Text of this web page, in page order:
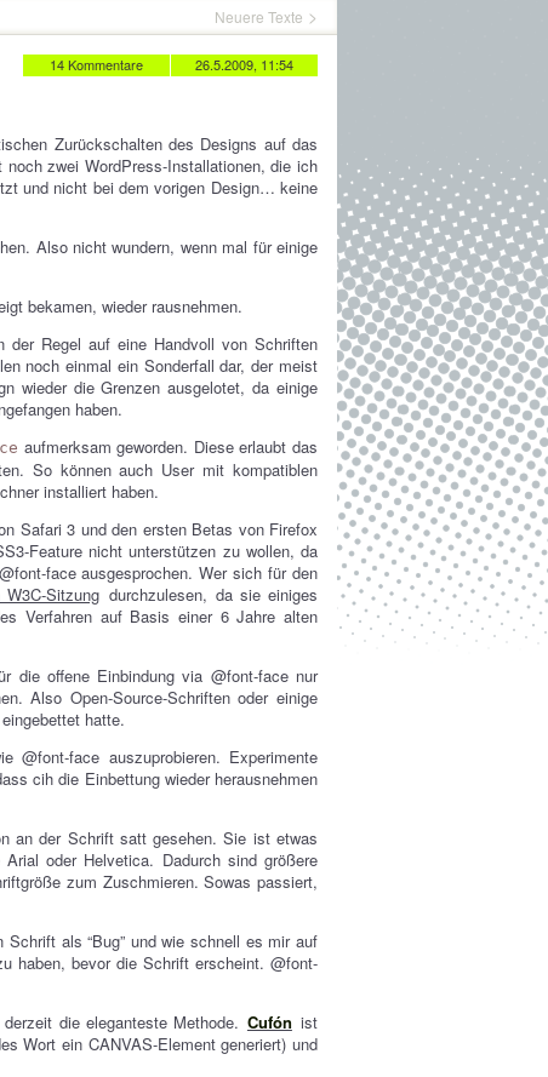
Neuere Texte
26.5.2009, 11:54
14 Kommentare
Zurückschalten des Designs auf das
zwei WordPress-Installationen, die ich
und nicht bei dem vorigen Design… keine
Also nicht wundern, wenn mal für einige
bekamen, wieder rausnehmen.
Regel auf eine Handvoll von Schriften
noch einmal ein Sonderfall dar, der meist
wieder die Grenzen ausgelotet, da einige
haben.
aufmerksam geworden. Diese erlaubt das
So können auch User mit kompatiblen
installiert haben.
Safari 3 und den ersten Betas von Firefox
Feature nicht unterstützen zu wollen, da
face ausgesprochen. Wer sich für den
Sitzung durchzulesen, da sie einiges
Verfahren auf Basis einer 6 Jahre alten
die offene Einbindung via @font-face nur
Also Open-Source-Schriften oder einige
hatte.
face auszuprobieren. Experimente
cih die Einbettung wieder herausnehmen
an der Schrift satt gesehen. Sie ist etwas
oder Helvetica. Dadurch sind größere
zum Zuschmieren. Sowas passiert,
als “Bug” und wie schnell es mir auf
haben, bevor die Schrift erscheint. @font-
die eleganteste Methode. Cufón ist
Wort ein CANVAS-Element generiert) und